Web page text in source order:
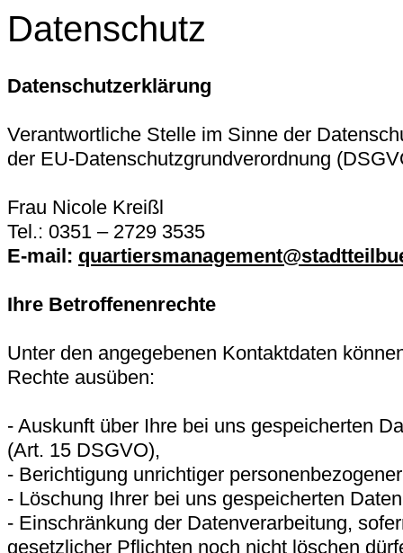
Datenschutz
Datenschutzerklärung
Verantwortliche Stelle im Sinne der
der EU-Datenschutzgrundverordnung
Frau Nicole Kreißl
Tel.: 0351 – 2729 3535
E-mail:
Ihre Betroffenenrechte
Unter den angegebenen Kontaktdaten
Rechte ausüben:
- Auskunft über Ihre bei uns gespeicherten
(Art. 15 DSGVO),
- Berichtigung unrichtiger
- Löschung Ihrer bei uns gespeicherten
- Einschränkung der Datenverarbeitung,
gesetzlicher Pflichten noch nicht löschen